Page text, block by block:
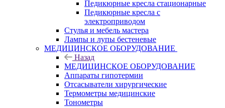
Педикюрные кресла стационарные
Педикюрные кресла с
электроприводом
Стулья и мебель мастера
Лампы и лупы бестеневые
МЕДИЦИНСКОЕ ОБОРУДОВАНИЕ
Назад
МЕДИЦИНСКОЕ ОБОРУДОВАНИЕ
Аппараты гипотермии
Отсасыватели хирургические
Термометры медицинские
Тонометры